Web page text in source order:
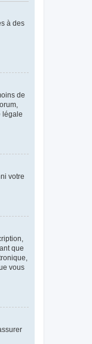
à des
de
légale
votre
que
vous